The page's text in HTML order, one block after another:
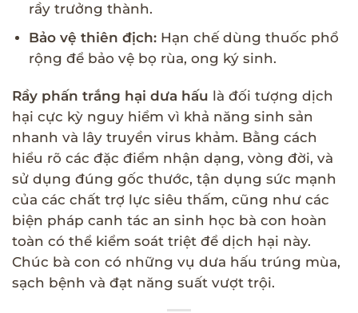
rầy trưởng thành.
Bảo vệ thiên địch:Hạn chế dùng thuốc phổ
rộng để bảo vệ bọ rùa, ong ký sinh.
Rầy phấn trắng hại dưa hấu là đối tượng dịch
hại cực kỳ nguy hiểm vì khả năng sinh sản
nhanh và lây truyền virus khảm. Bằng cách
hiểu rõ các đặc điểm nhận dạng, vòng đời, và
sử dụng đúng gốc thước, tận dụng sức mạnh
của các chất trợ lực siêu thấm, cũng như các
biện pháp canh tác an sinh học bà con hoàn
toàn có thể kiểm soát triệt để dịch hại này.
Chúc bà con có những vụ dưa hấu trúng mùa,
sạch bệnh và đạt năng suất vượt trội.